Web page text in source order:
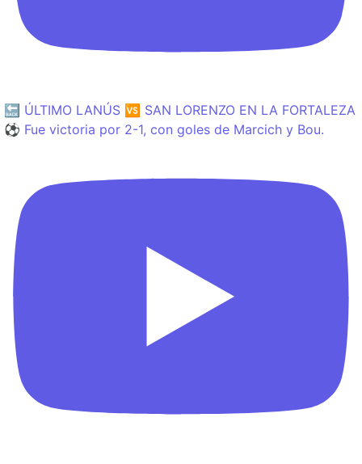
🔙 ÚLTIMO LANÚS 🆚 SAN LORENZO EN LA FORTALEZA
⚽️ Fue victoria por 2-1, con goles de Marcich y Bou.